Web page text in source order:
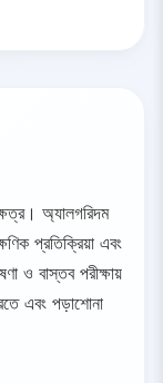
অ্যালগরিদম
প্রতিক্রিয়া এবং
ও বাস্তব পরীক্ষায়
এবং পড়াশোনা